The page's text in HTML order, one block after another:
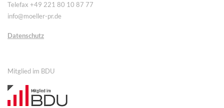
Telefax +49 221 80 10 87 77
info@moeller-pr.de
Datenschutz
Mitglied im BDU